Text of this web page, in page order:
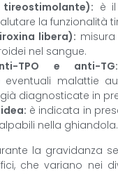
tireostimolante): è
la funzionalità
libera):
nel sangue.
TPO e anti-TG:
eventuali malattie
diagnosticate in
è indicata in
nella ghiandola.
la gravidanza
che variano nei